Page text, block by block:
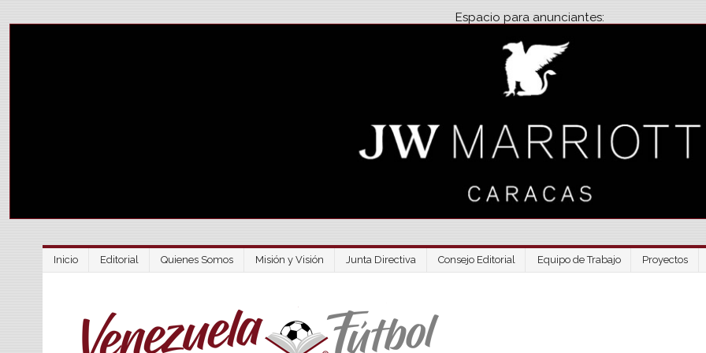
Espacio para anunciantes:
Inicio Editorial Quienes Somos Misión y Visión Junta Directiva Consejo Editorial Equipo de Trabajo Proyectos